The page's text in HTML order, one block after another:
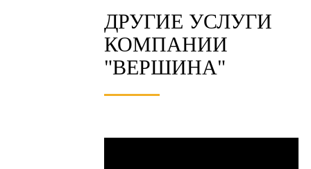
ДРУГИЕ УСЛУГИ
КОМПАНИИ
"ВЕРШИНА"